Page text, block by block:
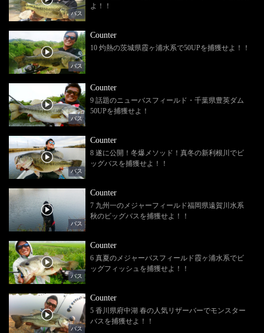
バス
よ！！
バス
Counter
10 灼熱の茨城県霞ヶ浦水系で50UPを捕獲せよ！！
バス
Counter
9 話題のニューバスフィールド・千葉県豊英ダム
50UPを捕獲せよ！
バス
Counter
8 遂に公開！冬爆メソッド！真冬の新利根川でビ
ッグバスを捕獲せよ！！
バス
Counter
7 九州一のメジャーフィールド福岡県遠賀川水系
秋のビッグバスを捕獲せよ！！
バス
Counter
6 真夏のメジャーバスフィールド霞ヶ浦水系でビ
ッグフィッシュを捕獲せよ！！
バス
Counter
5 香川県府中湖 春の人気リザーバーでモンスター
バスを捕獲せよ！！